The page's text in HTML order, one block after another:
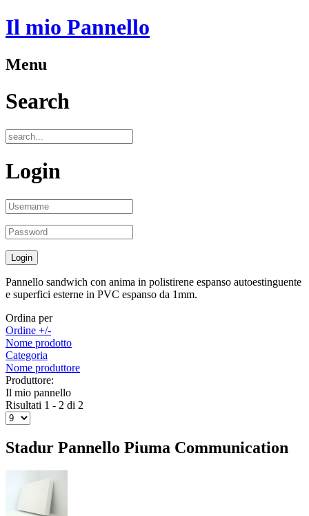
Il mio Pannello
Menu
Search
Login
Pannello sandwich con anima in polistirene espanso autoestinguente
e superfici esterne in PVC espanso da 1mm.
Ordina per
Ordine +/-
Nome prodotto
Categoria
Nome produttore
Produttore:
Il mio pannello
Risultati 1 - 2 di 2
Stadur Pannello Piuma Communication